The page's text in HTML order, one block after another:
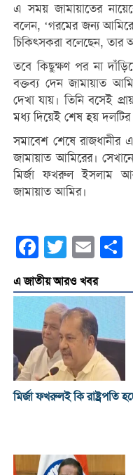
এ সময় জামায়াতের
বলেন, ‘গরমের জন্য
চিকিৎসকরা বলেছেন, তার
তবে কিছুক্ষণ পর না
বক্তব্য দেন জামায়াত
দেখা যায়। তিনি বসেই
মধ্য দিয়েই শেষ হয়
সমাবেশ শেষে রাজধানীর
জামায়াত আমিরের।
মির্জা ফখরুল ইসলাম
জামায়াত আমির।
Facebook
Twitter Email
এ জাতীয় আরও খবর
মির্জা ফখরুলই কি রাষ্ট্রপতি